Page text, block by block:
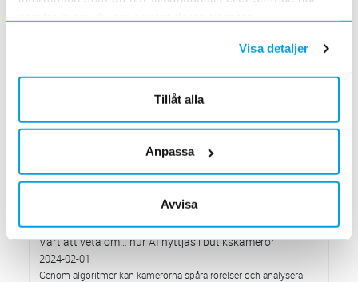
samlat in när du har använt deras tjänster.
Visa detaljer
Tillåt alla
Anpassa
Avvisa
2024-04-01
Vi turnerar över hela Sverige med en utställningsbil där vi visar
2024-04-01
Den nya butiken är nästan dubbelt så stor som den tidigare.
2024-03-01
En utmaning som lyftets på årets leverantörsträff.
Värt att veta om... Små Modulära Reaktorer, SMR
SMR representerar en ny generation av småskaliga
Värt att veta om… hur AI nyttjas i butikskameror
2024-02-01
Genom algoritmer kan kamerorna spåra rörelser och analysera